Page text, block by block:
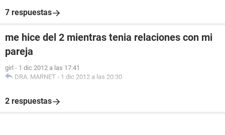
7 respuestas
me hice del 2 mientras tenia relaciones con mi
pareja
girl - 1 dic 2012 a las 17:41
DRA. MARNET - 1 dic 2012 a las 20:30
2 respuestas